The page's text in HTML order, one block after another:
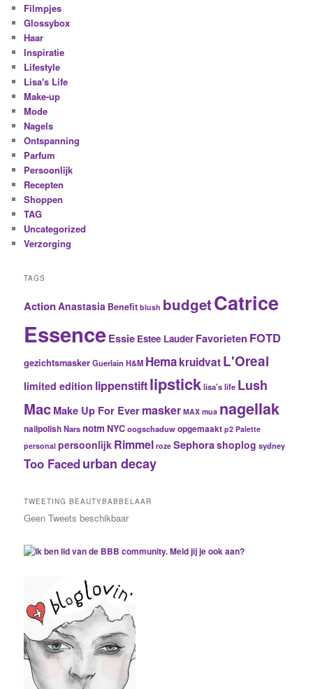
Filmpjes
Glossybox
Haar
Inspiratie
Lifestyle
Lisa's Life
Make-up
Mode
Nagels
Ontspanning
Parfum
Persoonlijk
Recepten
Shoppen
TAG
Uncategorized
Verzorging
TAGS
ActionAnastasia Benefit blush budgetCatrice
EssenceEssie Estee Lauder Favorieten FOTD
gezichtsmaskerGuerlain H&M HemakruidvatL'Oreal
limited edition lippenstiftlipsticklisa's life Lush
MacMake Up For Evermasker MAX mua nagellak
nailpolishNarsnotm NYCoogschaduwopgemaakt p2 Palette
personal persoonlijk Rimmel roze Sephorashoplog sydney
Too Faced urban decay
TWEETING BEAUTYBABBELAAR
Geen Tweets beschikbaar